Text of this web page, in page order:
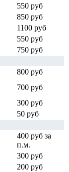
550 руб
850 руб
1100 руб
550 руб
750 руб
800 руб
700 руб
300 руб
50 руб
400 руб за
п.м.
300 руб
200 руб